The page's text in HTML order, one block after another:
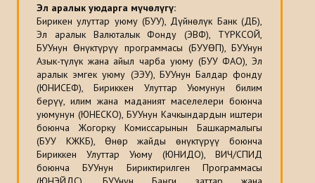
Эл аралык уюдарга мүчөлүгү:
Бирикен улуттар уюму (БУУ), Дүйнөлүк Банк (ДБ),
Эл аралык Валюталык Фонду (ЭВФ), TҮРКСОЙ,
БУУнун Өнүктүрүү программасы (БУУӨП), БУУнун
Азык-түлүк жана айыл чарба уюму (БУУ ФАО), Эл
аралык эмгек уюму (ЭЭУ), БУУнун Балдар фонду
(ЮНИСЕФ), Бириккен Улуттар Уюмунун билим
берүү, илим жана маданият маселелери боюнча
уюмунун (ЮНЕСКО), БУУнун Качкындардын иштери
боюнча Жогорку Комиссарынын Башкармалыгы
(БУУ КЖКБ), Өнөр жайды өнүктүрүү боюнча
Бириккен Улуттар Уюму (ЮНИДО), ВИЧ/СПИД
боюнча БУУнун Бириктирилген Программасы